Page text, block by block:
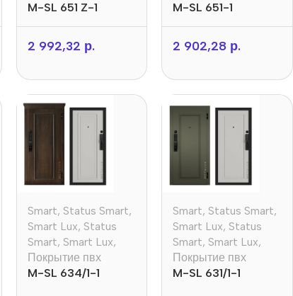
M-SL 651 Z-1
2 992,32 р.
M-SL 651-1
2 902,28 р.
Smart, Status Smart,
Smart Lux, Status
Smart, Smart Lux,
Покрытие пвх
M-SL 634/1-1
Smart, Status Smart,
Smart Lux, Status
Smart, Smart Lux,
Покрытие пвх
M-SL 631/1-1